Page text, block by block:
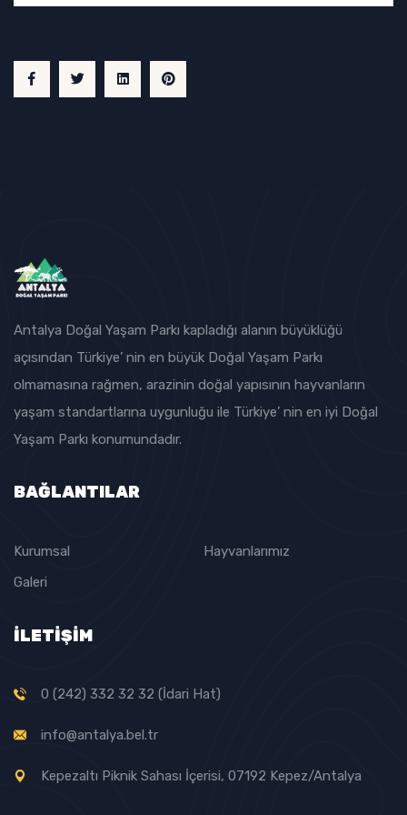
Antalya Doğal Yaşam Parkı kapladığı alanın büyüklüğü
açısından Türkiye’ nin en büyük Doğal Yaşam Parkı
olmamasına rağmen, arazinin doğal yapısının hayvanların
yaşam standartlarına uygunluğu ile Türkiye’ nin en iyi Doğal
Yaşam Parkı konumundadır.
BAĞLANTILAR
Kurumsal
Hayvanlarımız
Galeri
İLETİŞİM
0 (242) 332 32 32 (İdari Hat)
info@antalya.bel.tr
Kepezaltı Piknik Sahası İçerisi, 07192 Kepez/Antalya